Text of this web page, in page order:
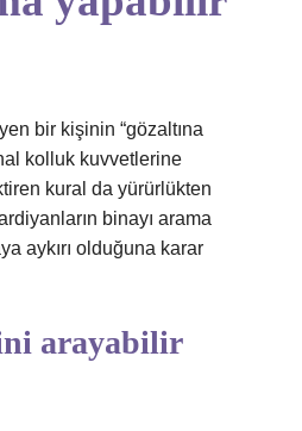
bir kişinin “gözaltına
kolluk kuvvetlerine
kural da yürürlükten
binayı arama
aykırı olduğuna karar
arayabilir